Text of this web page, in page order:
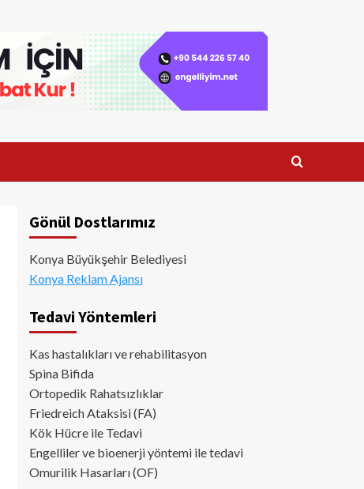
Gönül Dostlarımız
Konya Büyükşehir Belediyesi
Konya Reklam Ajansı
Tedavi Yöntemleri
Kas hastalıkları ve rehabilitasyon
Spina Bifida
Ortopedik Rahatsızlıklar
Friedreich Ataksisi (FA)
Kök Hücre ile Tedavi
Engelliler ve bioenerji yöntemi ile tedavi
Omurilik Hasarları (OF)